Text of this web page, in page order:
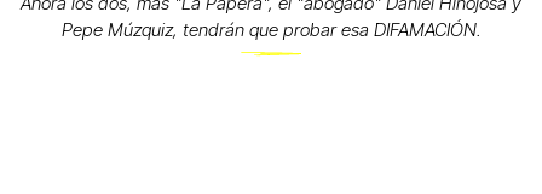
Pepe Múzquiz, tendrán que probar esa DIFAMACIÓN.